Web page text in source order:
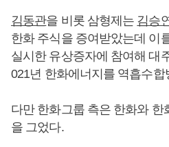
김동관을 비롯 삼형제는 김승
한화 주식을 증여받았는데 이
실시한 유상증자에 참여해 대
021년 한화에너지를 역흡수
다만 한화그룹 측은 한화와 한
을 그었다.